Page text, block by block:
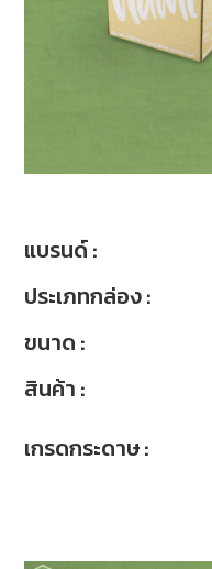
แบรนด์ :
ประเภทกล่อง :
ขนาด :
สินค้า :
เกรดกระดาษ :